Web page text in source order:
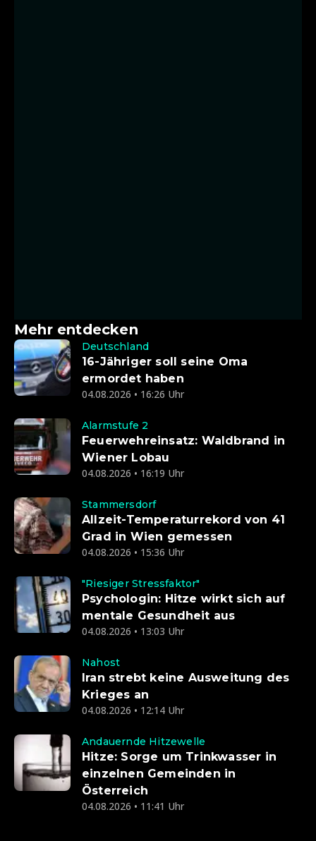
Mehr entdecken
Deutschland
16-Jähriger soll seine Oma
ermordet haben
04.08.2026 • 16:26 Uhr
Alarmstufe 2
Feuerwehreinsatz: Waldbrand in
Wiener Lobau
04.08.2026 • 16:19 Uhr
Stammersdorf
Allzeit-Temperaturrekord von 41
Grad in Wien gemessen
04.08.2026 • 15:36 Uhr
"Riesiger Stressfaktor"
Psychologin: Hitze wirkt sich auf
mentale Gesundheit aus
04.08.2026 • 13:03 Uhr
Nahost
Iran strebt keine Ausweitung des
Krieges an
04.08.2026 • 12:14 Uhr
Andauernde Hitzewelle
Hitze: Sorge um Trinkwasser in
einzelnen Gemeinden in
Österreich
04.08.2026 • 11:41 Uhr